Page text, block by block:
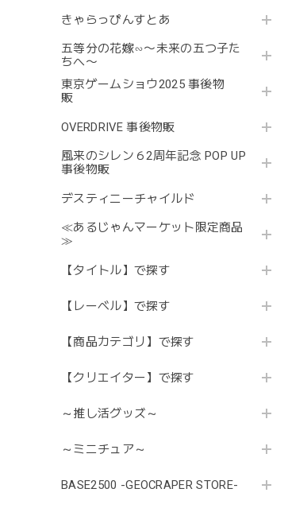
きゃらっぴんすとあ
五等分の花嫁∽〜未来の五つ子た
ちへ〜
東京ゲームショウ2025 事後物
販
OVERDRIVE 事後物販
風来のシレン６2周年記念 POP UP
事後物販
デスティニーチャイルド
≪あるじゃんマーケット限定商品
≫
【タイトル】で探す
【レーベル】で探す
【商品カテゴリ】で探す
【クリエイター】で探す
～推し活グッズ～
～ミニチュア～
BASE2500 -GEOCRAPER STORE-